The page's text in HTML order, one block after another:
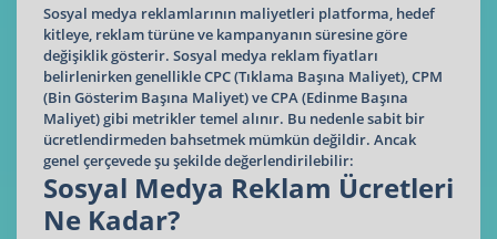
Sosyal medya reklamlarının maliyetleri platforma, hedef
kitleye, reklam türüne ve kampanyanın süresine göre
değişiklik gösterir. Sosyal medya reklam fiyatları
belirlenirken genellikle CPC (Tıklama Başına Maliyet), CPM
(Bin Gösterim Başına Maliyet) ve CPA (Edinme Başına
Maliyet) gibi metrikler temel alınır. Bu nedenle sabit bir
ücretlendirmeden bahsetmek mümkün değildir. Ancak
genel çerçevede şu şekilde değerlendirilebilir:
Sosyal Medya Reklam Ücretleri
Ne Kadar?